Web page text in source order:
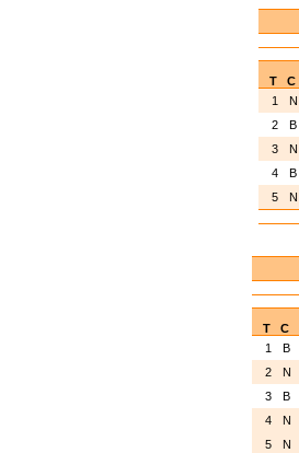
T C
1
N
2
B
3
N
4
B
5
N
T C
1
B
2
N
3
B
4
N
5
N